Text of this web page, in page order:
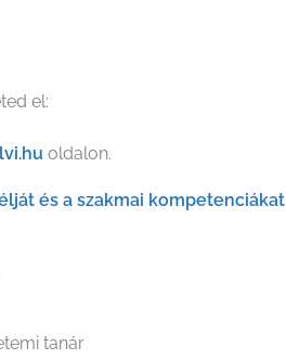
el:
oldalon.
és a szakmai kompetenciákat
tanár